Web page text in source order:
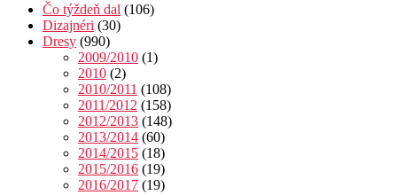
Čo týždeň dal (106)
Dizajnéri (30)
Dresy (990)
2009/2010 (1)
2010 (2)
2010/2011 (108)
2011/2012 (158)
2012/2013 (148)
2013/2014 (60)
2014/2015 (18)
2015/2016 (19)
2016/2017 (19)